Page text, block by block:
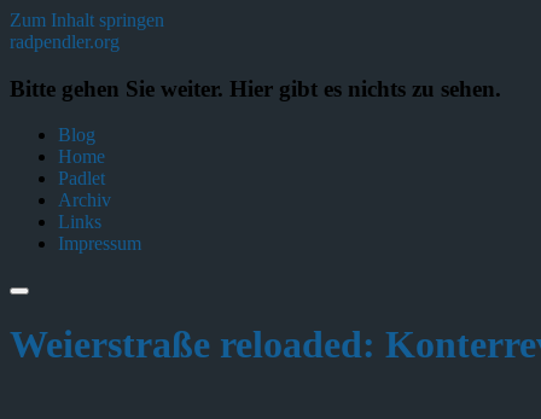
Zum Inhalt springen
radpendler.org
Bitte gehen Sie weiter. Hier gibt es nichts zu sehen.
Blog
Home
Padlet
Archiv
Links
Impressum
Weierstraße reloaded: